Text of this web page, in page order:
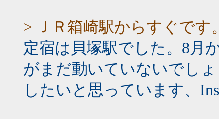
> ＪＲ箱崎駅からすぐです
定宿は貝塚駅でした。8月
がまだ動いていないでし
したいと思っています、